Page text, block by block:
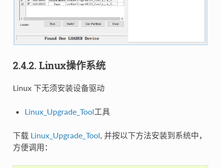
2.4.2. Linux操作系统
Linux 下无须安装设备驱动
Linux_Upgrade_Tool工具
下载 Linux_Upgrade_Tool, 并按以下方法安装到系统中，
方便调用：